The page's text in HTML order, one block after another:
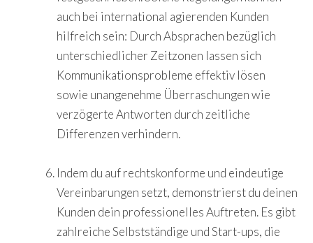
auch bei international agierenden Kunden
hilfreich sein: Durch Absprachen bezüglich
unterschiedlicher Zeitzonen lassen sich
Kommunikationsprobleme effektiv lösen
sowie unangenehme Überraschungen wie
verzögerte Antworten durch zeitliche
Differenzen verhindern.
Indem du auf rechtskonforme und eindeutige
Vereinbarungen setzt, demonstrierst du deinen
Kunden dein professionelles Auftreten. Es gibt
zahlreiche Selbstständige und Start-ups, die